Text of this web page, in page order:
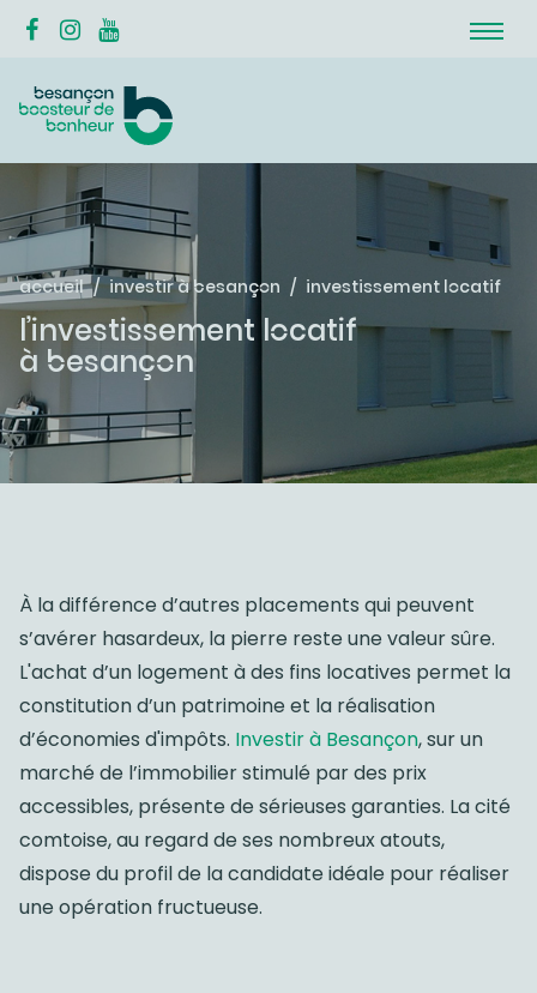
accueil investir à besançon investissement locatif
l’investissement locatif
à besançon
À la différence d’autres placements qui peuvent
s’avérer hasardeux, la pierre reste une valeur sûre.
L'achat d’un logement à des fins locatives permet la
constitution d’un patrimoine et la réalisation
d’économies d'impôts. Investir à Besançon, sur un
marché de l’immobilier stimulé par des prix
accessibles, présente de sérieuses garanties. La cité
comtoise, au regard de ses nombreux atouts,
dispose du profil de la candidate idéale pour réaliser
une opération fructueuse.